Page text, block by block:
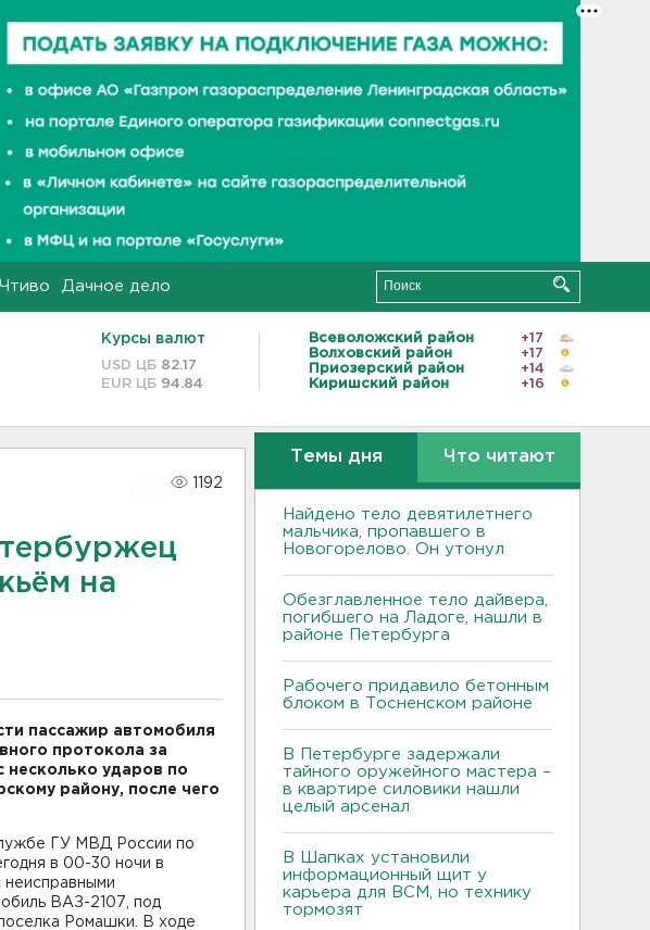
Чтиво Дачное дело
Курсы валют
USD ЦБ 82.17
EUR ЦБ 94.84
Всеволожский район
+17
Волховский район
+17
Приозерский район
+14
Киришский район
+16
1192
на
пассажир автомобиля
протокола за
ударов по
району, после чего
ГУ МВД России по
в 00-30 ночи в
ВАЗ-2107, под
Ромашки. В ходе
Темы дня Что читают
Найдено тело девятилетнего
мальчика, пропавшего в
Новогорелово. Он утонул
Обезглавленное тело дайвера,
погибшего на Ладоге, нашли в
районе Петербурга
Рабочего придавило бетонным
блоком в Тосненском районе
В Петербурге задержали
тайного оружейного мастера –
в квартире силовики нашли
целый арсенал
В Шапках установили
информационный щит у
карьера для ВСМ, но технику
тормозят